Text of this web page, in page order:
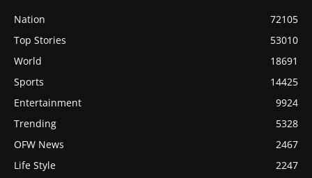
Nation
72105
Top Stories
53010
World
18691
Sports
14425
Entertainment
9924
Trending
5328
OFW News
2467
Life Style
2247